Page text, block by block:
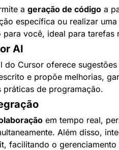
a geração de código a
específica ou realizar
você, ideal para tarefas
AI
do Cursor oferece
e propõe melhorias,
práticas de programação.
em tempo real,
Além disso,
facilitando o